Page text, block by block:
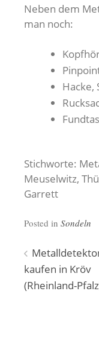
Neben dem
man noch:
Hacke,
Stichworte:
Meuselwitz,
Garrett
Posted in Sondeln
kaufen in Kröv
(Rheinland-